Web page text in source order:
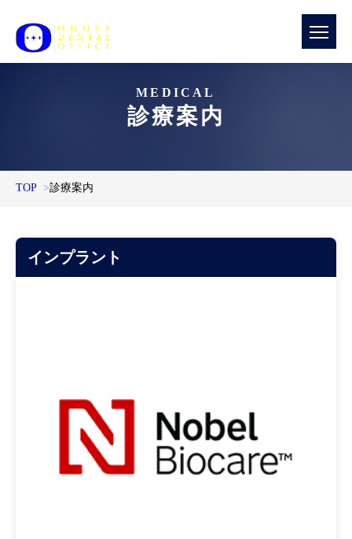
MEDICAL
診療案内
TOP 診療案内
インプラント